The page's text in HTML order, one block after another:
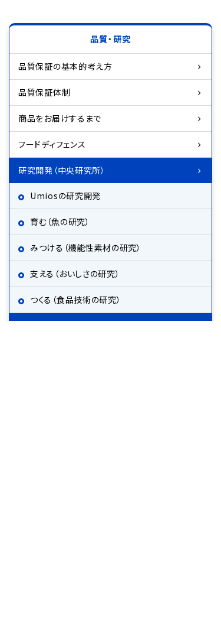
品質・研究
品質保証の基本的考え方
品質保証体制
商品をお届けするまで
フードディフェンス
研究開発（中央研究所）
Umiosの研究開発
育む（魚の研究）
みつける（機能性素材の研究）
支える（おいしさの研究）
つくる（食品技術の研究）